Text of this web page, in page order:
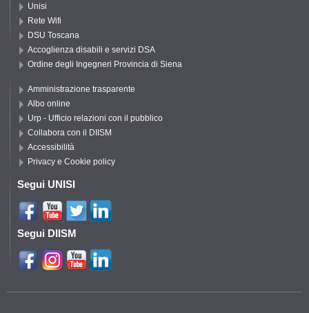
Unisi
Rete Wifi
DSU Toscana
Accoglienza disabili e servizi DSA
Ordine degli Ingegneri Provincia di Siena
Amministrazione trasparente
Albo online
Urp - Ufficio relazioni con il pubblico
Collabora con il DIISM
Accessibilità
Privacy e Cookie policy
Segui UNISI
Segui DIISM